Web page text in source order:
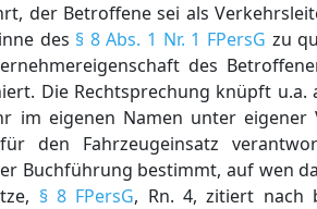
der Betroffene sei als
des § 8 Abs. 1 Nr. 1 FPersG zu
des
Die Rechtsprechung knüpft u.a.
im eigenen Namen unter
den Fahrzeugeinsatz
Buchführung bestimmt, auf wen
§ 8 FPersG, Rn. 4, zitiert nach